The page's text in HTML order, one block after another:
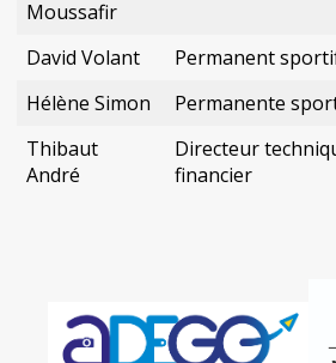
Moussafir
David Volant
Permanent
Hélène Simon
Permanente
Thibaut
André
Directeur
financier